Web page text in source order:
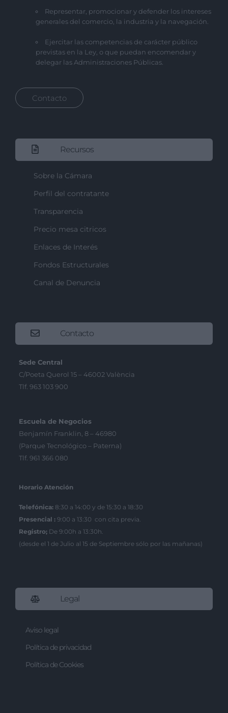
Representar, promocionar y defender los intereses
generales del comercio, la industria y la navegación.
Ejercitar las competencias de carácter público
previstas en la Ley, o que puedan encomendar y
delegar las Administraciones Públicas.
Contacto
Recursos
Sobre la Cámara
Perfil del contratante
Transparencia
Precio mesa citricos
Enlaces de Interés
Fondos Estructurales
Canal de Denuncia
Contacto
Sede Central
C/Poeta Querol 15 – 46002 València
Tlf. 963 103 900
Escuela de Negocios
Benjamín Franklin, 8 – 46980
(Parque Tecnológico – Paterna)
Tlf. 961 366 080
Horario Atención
Telefónica: 8:30 a 14:00 y de 15:30 a 18:30
Presencial : 9:00 a 13:30 con cita previa.
Registro; De 9:00h a 13:30h.
(desde el 1 de Julio al 15 de Septiembre sólo por las mañanas)
Legal
Aviso legal
Política de privacidad
Política de Cookies